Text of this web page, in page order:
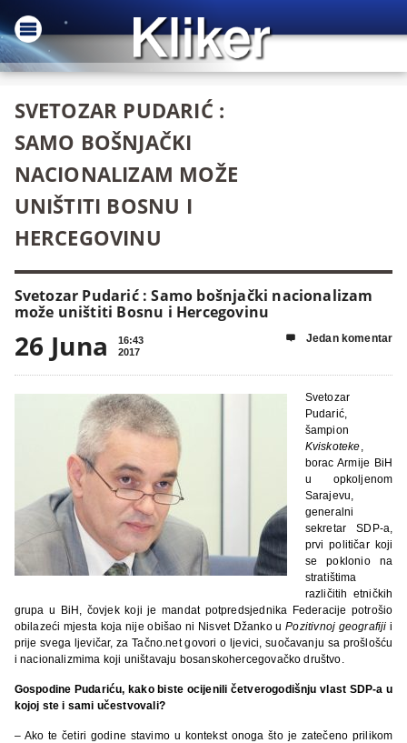
SVETOZAR PUDARIĆ :
SAMO BOŠNJAČKI
NACIONALIZAM MOŽE
UNIŠTITI BOSNU I
HERCEGOVINU
Svetozar Pudarić : Samo bošnjački nacionalizam
može uništiti Bosnu i Hercegovinu
26 Juna
16:43
2017
 Jedan komentar
Svetozar
Pudarić,
šampion
Kviskoteke
borac Armije BiH
u opkoljenom
Sarajevu,
generalni
sekretar SDP-a,
prvi političar koji
se poklonio na
stratištima
različitih etničkih
grupa u BiH, čovjek koji je mandat potpredsjednika Federacije potrošio
obilazeći mjesta koja nije obišao ni Nisvet Džanko uPozitivnoj geografiji i
prije svega ljevičar, za Tačno.net govori o ljevici, suočavanju sa prošlošću
i nacionalizmima koji uništavaju bosanskohercegovačko društvo.
Gospodine Pudariću, kako biste ocijenili četverogodišnju vlast SDP-a u
kojoj ste i sami učestvovali?
– Ako te četiri godine stavimo u kontekst onoga što je zatečeno prilikom